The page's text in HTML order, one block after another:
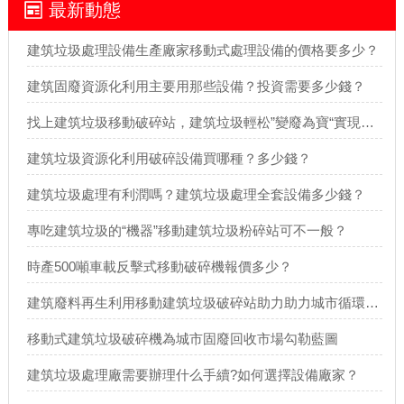
最新動態
建筑垃圾處理設備生產廠家移動式處理設備的價格要多少？
建筑固廢資源化利用主要用那些設備？投資需要多少錢？
找上建筑垃圾移動破碎站，建筑垃圾輕松”變廢為寶“實現再生利用
建筑垃圾資源化利用破碎設備買哪種？多少錢？
建筑垃圾處理有利潤嗎？建筑垃圾處理全套設備多少錢？
專吃建筑垃圾的“機器”移動建筑垃圾粉碎站可不一般？
時產500噸車載反擊式移動破碎機報價多少？
建筑廢料再生利用移動建筑垃圾破碎站助力助力城市循環經濟發展
移動式建筑垃圾破碎機為城市固廢回收市場勾勒藍圖
建筑垃圾處理廠需要辦理什么手續?如何選擇設備廠家？